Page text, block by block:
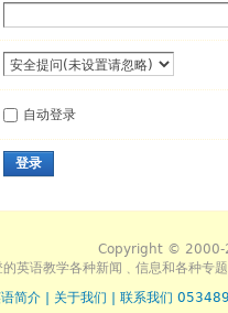
自动登录
登录
Copyright © 2000-
英语教学各种新闻﹑信息和各种专
简介
关于我们 联系我们